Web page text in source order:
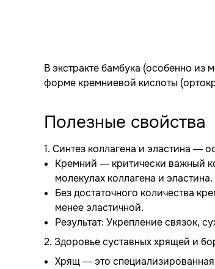
В экстракте бамбука (особенно
форме кремниевой кислоты
Полезные свойства
1. Синтез коллагена и эластина —
Кремний — критически важный
молекулах коллагена и эластина.
Без достаточного количества
менее эластичной.
Результат: Укрепление связок,
2. Здоровье суставных хрящей и
Хрящ — это специализированная